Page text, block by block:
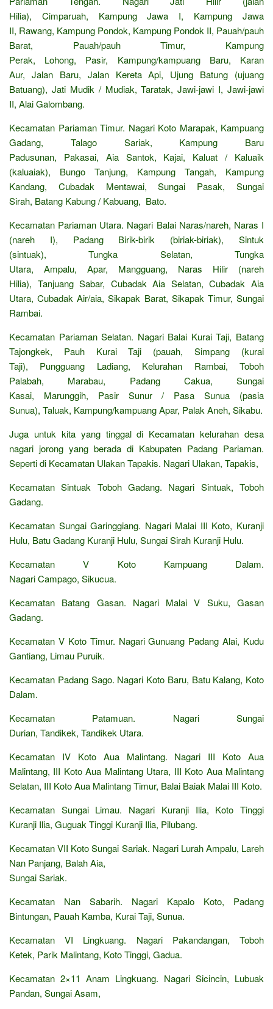
Hilia), Cimparuah, Kampung Jawa I, Kampung Jawa
II, Rawang, Kampung Pondok, Kampung Pondok II, Pauah/pauh
Barat, Pauah/pauh Timur, Kampung
Perak, Lohong, Pasir, Kampung/kampuang Baru, Karan
Aur, Jalan Baru, Jalan Kereta Api, Ujung Batung (ujuang
Batuang), Jati Mudik / Mudiak, Taratak, Jawi-jawi I, Jawi-jawi
II, Alai Galombang.
Kecamatan Pariaman Timur. Nagari Koto Marapak, Kampuang
Gadang, Talago Sariak, Kampung Baru
Padusunan, Pakasai, Aia Santok, Kajai, Kaluat / Kaluaik
(kaluaiak), Bungo Tanjung, Kampung Tangah, Kampung
Kandang, Cubadak Mentawai, Sungai Pasak, Sungai
Sirah, Batang Kabung / Kabuang, Bato.
Kecamatan Pariaman Utara. Nagari Balai Naras/nareh, Naras I
(nareh I), Padang Birik-birik (biriak-biriak), Sintuk
(sintuak), Tungka Selatan, Tungka
Utara, Ampalu, Apar, Mangguang, Naras Hilir (nareh
Hilia), Tanjuang Sabar, Cubadak Aia Selatan, Cubadak Aia
Utara, Cubadak Air/aia, Sikapak Barat, Sikapak Timur, Sungai
Rambai.
Kecamatan Pariaman Selatan. Nagari Balai Kurai Taji, Batang
Tajongkek, Pauh Kurai Taji (pauah, Simpang (kurai
Taji), Pungguang Ladiang, Kelurahan Rambai, Toboh
Palabah, Marabau, Padang Cakua, Sungai
Kasai, Marunggih, Pasir Sunur / Pasa Sunua (pasia
Sunua), Taluak, Kampung/kampuang Apar, Palak Aneh, Sikabu.
Juga untuk kita yang tinggal di Kecamatan kelurahan desa
nagari jorong yang berada di Kabupaten Padang Pariaman.
Seperti di Kecamatan Ulakan Tapakis. Nagari Ulakan, Tapakis,
Kecamatan Sintuak Toboh Gadang. Nagari Sintuak, Toboh
Gadang.
Kecamatan Sungai Garinggiang. Nagari Malai III Koto, Kuranji
Hulu, Batu Gadang Kuranji Hulu, Sungai Sirah Kuranji Hulu.
Kecamatan V Koto Kampuang Dalam.
Nagari Campago, Sikucua.
Kecamatan Batang Gasan. Nagari Malai V Suku, Gasan
Gadang.
Kecamatan V Koto Timur. Nagari Gunuang Padang Alai, Kudu
Gantiang, Limau Puruik.
Kecamatan Padang Sago. Nagari Koto Baru, Batu Kalang, Koto
Dalam.
Kecamatan Patamuan. Nagari Sungai
Durian, Tandikek, Tandikek Utara.
Kecamatan IV Koto Aua Malintang. Nagari III Koto Aua
Malintang, III Koto Aua Malintang Utara, III Koto Aua Malintang
Selatan, III Koto Aua Malintang Timur, Balai Baiak Malai III Koto.
Kecamatan Sungai Limau. Nagari Kuranji Ilia, Koto Tinggi
Kuranji Ilia, Guguak Tinggi Kuranji Ilia, Pilubang.
Kecamatan VII Koto Sungai Sariak. Nagari Lurah Ampalu, Lareh
Nan Panjang, Balah Aia,
Sungai Sariak.
Kecamatan Nan Sabarih. Nagari Kapalo Koto, Padang
Bintungan, Pauah Kamba, Kurai Taji, Sunua.
Kecamatan VI Lingkuang. Nagari Pakandangan, Toboh
Ketek, Parik Malintang, Koto Tinggi, Gadua.
Kecamatan 2×11 Anam Lingkuang. Nagari Sicincin, Lubuak
Pandan, Sungai Asam,